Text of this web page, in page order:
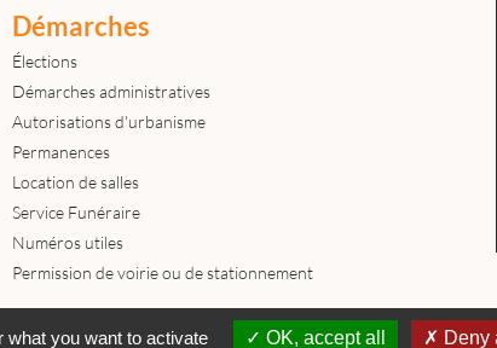
Démarches
Élections
Démarches administratives
Autorisations d'urbanisme
Permanences
Location de salles
Service Funéraire
Numéros utiles
Permission de voirie ou de stationnement
nous Mentions légales © tous droits réservés Mairie
you want to activate OK, accept all Deny